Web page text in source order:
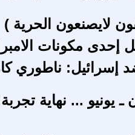
لايصنعون الحرية )
إحدى مكونات
إسرائيل: ناطوري
ـ يونيو ... نهاية